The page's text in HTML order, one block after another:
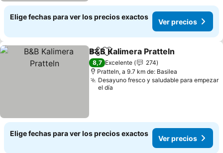
Elige fechas para ver los precios exactos
Ver precios
CompartirAgregar a favoritos
B&B Kalimera Pratteln
8,7 Excelente
274
Pratteln, a 9.7 km de: Basilea
Desayuno fresco y saludable para empezar
el día
Elige fechas para ver los precios exactos
Ver precios